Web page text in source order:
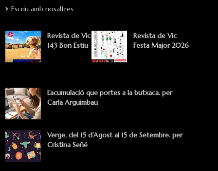
Escriu amb nosaltres
Revista de Vic
143 Bon Estiu
Revista de Vic
Festa Major 2026
L’acumulació que portes a la butxaca. per
Carla Arguimbau
Verge, del 15 d’Agost al 15 de Setembre. per
Cristina Señé